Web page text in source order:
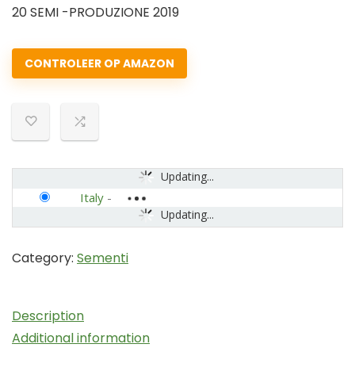
20 SEMI -PRODUZIONE 2019
CONTROLEER OP AMAZON
Updating...
Updating...
Italy -
Category: Sementi
Description
Additional information